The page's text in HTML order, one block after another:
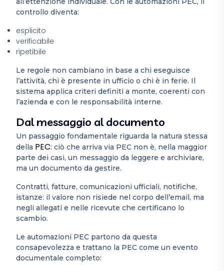
controllo diventa:
esplicito
verificabile
ripetibile
Le regole non cambiano in base a chi eseguisce
l’attività, chi è presente in ufficio o chi è in ferie. Il
sistema applica criteri definiti a monte, coerenti con
l’azienda e con le responsabilità interne.
Dal messaggio al documento
Un passaggio fondamentale riguarda la natura stessa
della PEC: ciò che arriva via PEC non è, nella maggior
parte dei casi, un messaggio da leggere e archiviare,
ma un documento da gestire.
Contratti, fatture, comunicazioni ufficiali, notifiche,
istanze: il valore non risiede nel corpo dell’email, ma
negli allegati e nelle ricevute che certificano lo
scambio.
Le automazioni PEC partono da questa
consapevolezza e trattano la PEC come un evento
documentale completo: